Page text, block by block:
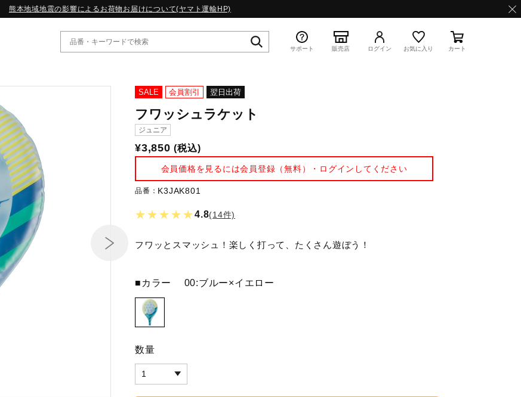
熊本地域地震の影響によるお荷物お届けについて(ヤマト運輸HP)
WP13.2｜特集
MORELIA LS｜特集
W.PROPHECY1｜特集
WP MAGIC MITA｜特集
WP STRAP｜特集
スペシャルカラーパック｜特集
WP STRAP 2｜特集
マーガレット・ハウエル｜特集
KICKS & ECHO｜特集
サポート 販売店 ログイン お気に入り カート
SALE 会員割引 翌日出荷
フワッシュラケット
ジュニア
¥3,850 (税込)
会員価格を見るには会員登録（無料）・ログインしてください
品番： K3JAK801
★★★★★4.8(14件)
フワッとスマッシュ！楽しく打って、たくさん遊ぼう！
■カラー 00:ブルー×イエロー
数量